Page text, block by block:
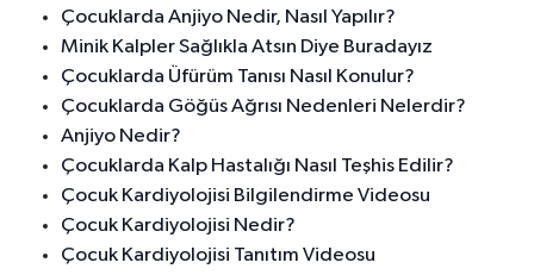
Çocuklarda Anjiyo Nedir, Nasıl Yapılır?
Minik Kalpler Sağlıkla Atsın Diye Buradayız
Çocuklarda Üfürüm Tanısı Nasıl Konulur?
Çocuklarda Göğüs Ağrısı Nedenleri Nelerdir?
Anjiyo Nedir?
Çocuklarda Kalp Hastalığı Nasıl Teşhis Edilir?
Çocuk Kardiyolojisi Bilgilendirme Videosu
Çocuk Kardiyolojisi Nedir?
Çocuk Kardiyolojisi Tanıtım Videosu